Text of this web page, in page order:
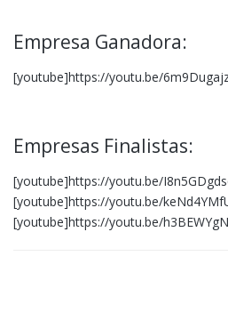
Empresa Ganadora:
[youtube]https://youtu.be/
Empresas Finalistas:
[youtube]https://youtu.be/
[youtube]https://youtu.be/
[youtube]https://youtu.be/